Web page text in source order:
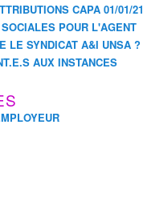
CAPA 01/01/21
POUR L'AGENT
LE SYNDICAT A&I UNSA ?
AUX INSTANCES